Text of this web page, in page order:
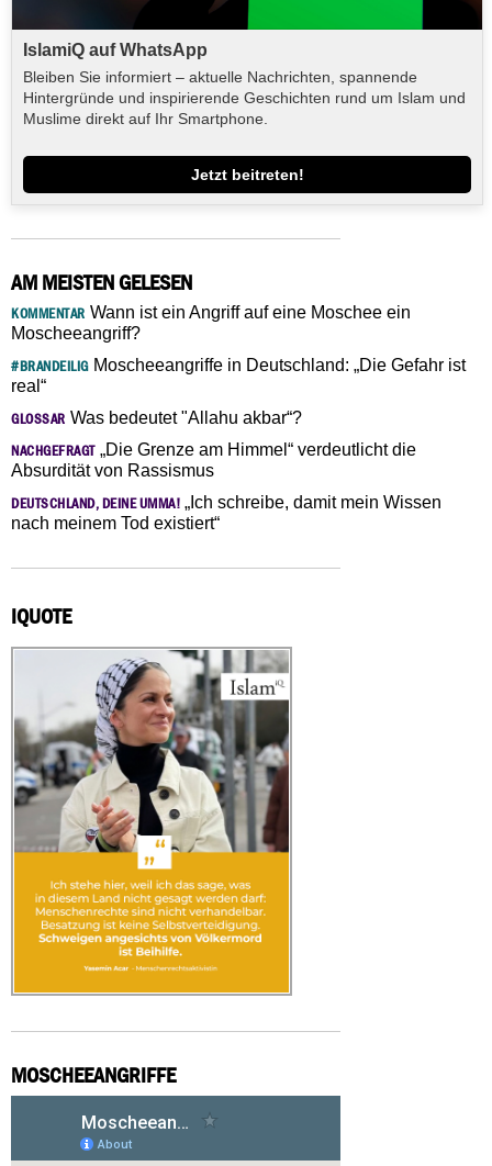
IslamiQ auf WhatsApp
Bleiben Sie informiert – aktuelle Nachrichten, spannende
Hintergründe und inspirierende Geschichten rund um Islam und
Muslime direkt auf Ihr Smartphone.
Jetzt beitreten!
AM MEISTEN GELESEN
KOMMENTAR Wann ist ein Angriff auf eine Moschee ein
Moscheeangriff?
#BRANDEILIGMoscheeangriffe in Deutschland: „Die Gefahr ist
real“
GLOSSAR Was bedeutet "Allahu akbar“?
NACHGEFRAGT„Die Grenze am Himmel“ verdeutlicht die
Absurdität von Rassismus
DEUTSCHLAND, DEINE UMMA! „Ich schreibe, damit mein Wissen
nach meinem Tod existiert“
IQUOTE
MOSCHEEANGRIFFE